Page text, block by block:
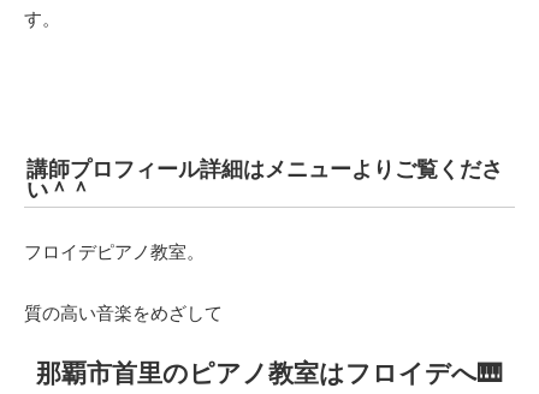
す。
講師プロフィール詳細はメニューよりご覧くださ
い＾＾
フロイデピアノ教室。
質の高い音楽をめざして
那覇市首里のピアノ教室はフロイデへ🎹